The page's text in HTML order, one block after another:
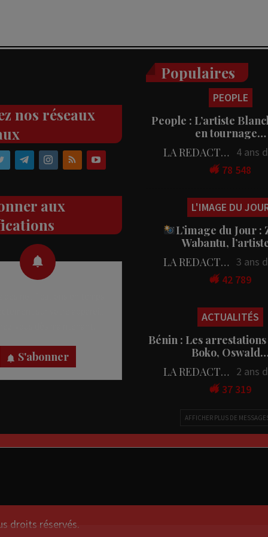
nos réseaux
aux
S'abonner
Populaires
PEOPLE
People : L’artiste
en tournage…
LA REDACTION
4 ans
78 548
L'IMAGE DU
L’image du Jour :
Wabantu,
LA REDACTION 3 ans
42 789
ACTUALITÉS
Bénin : Les
Boko,
LA REDACTION
2 ans
37 319
AFFICHER PLUS DE
droits réservés.